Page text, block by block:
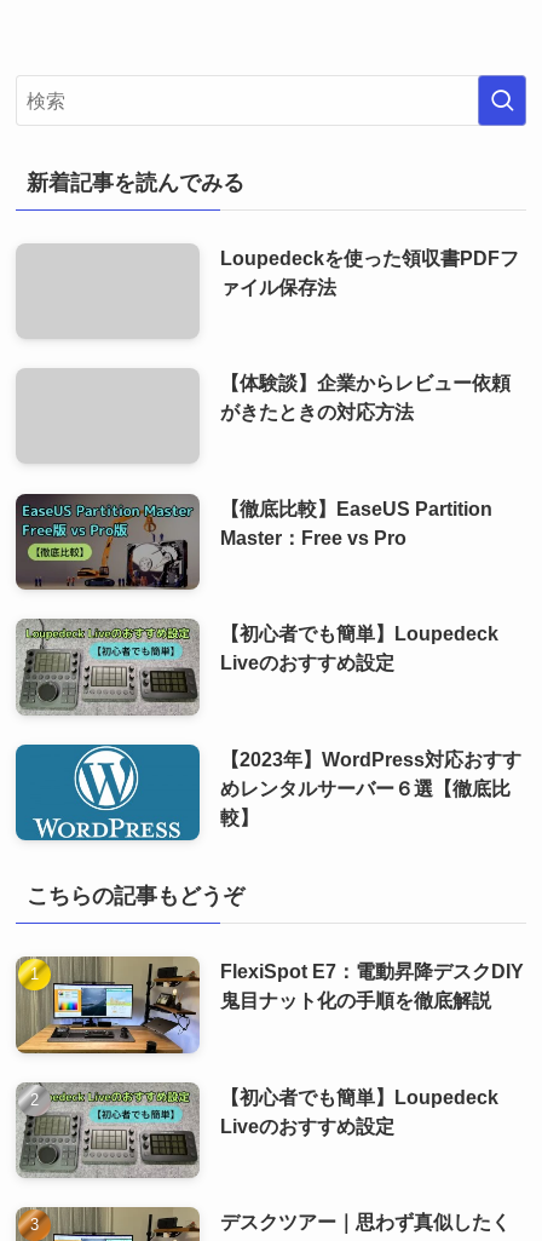
新着記事を読んでみる
Loupedeckを使った領収書PDFフ
ァイル保存法
【体験談】企業からレビュー依頼
がきたときの対応方法
【徹底比較】EaseUS Partition
Master：Free vs Pro
【初心者でも簡単】Loupedeck
Liveのおすすめ設定
【2023年】WordPress対応おすす
めレンタルサーバー６選【徹底比
較】
こちらの記事もどうぞ
FlexiSpot E7：電動昇降デスクDIY
鬼目ナット化の手順を徹底解説
【初心者でも簡単】Loupedeck
Liveのおすすめ設定
デスクツアー｜思わず真似したく